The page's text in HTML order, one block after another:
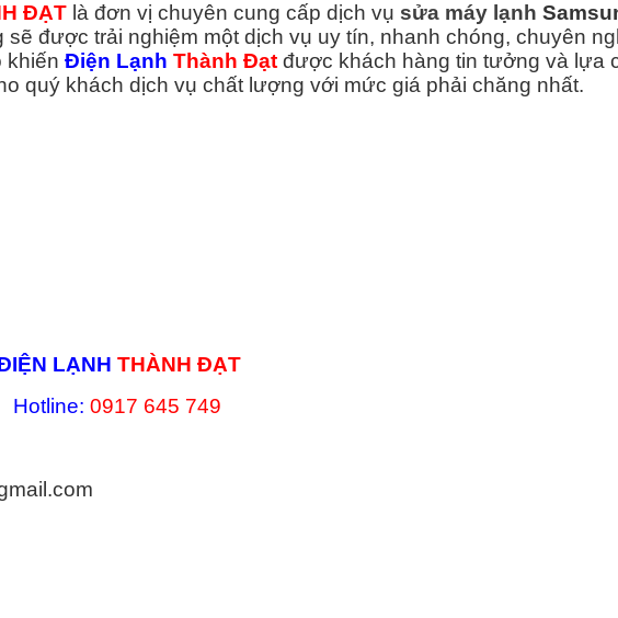
ĐẠT là đơn vị chuyên cung cấp dịch vụ sửa máy lạnh
được trải nghiệm một dịch vụ uy tín, nhanh chóng, chuyên
khiến Điện Lạnh Thành Đạt được khách hàng tin tưởng và lựa
quý khách dịch vụ chất lượng với mức giá phải chăng nhất.
LẠNH THÀNH ĐẠT
Hotline: 0917 645 749